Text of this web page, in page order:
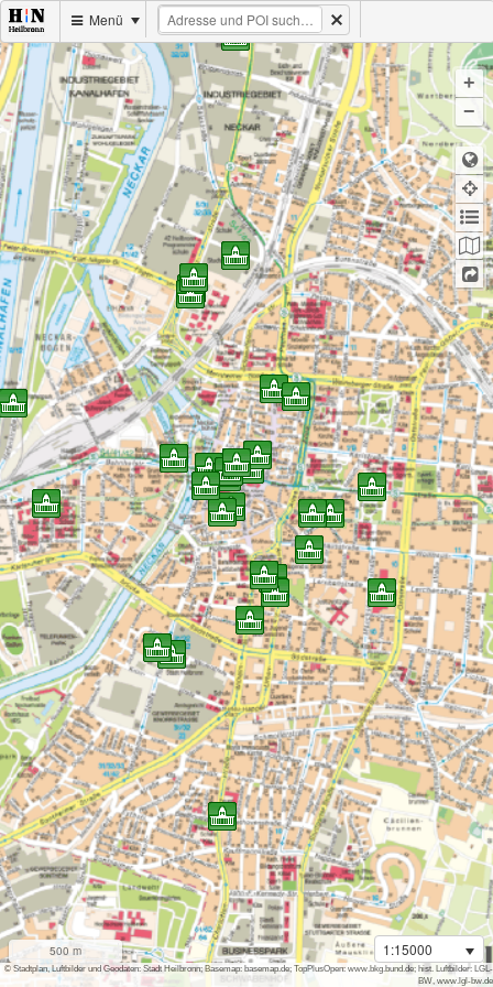
+
−
i
500 m
Menü
1:15000
© Stadtplan, Luftbilder und Geodaten: Stadt Heilbronn; Basemap: basemap.de; TopPlusOpen: www.bkg.bund.de; hist. Luftbilder: LGL-
BW, www.lgl-bw.de